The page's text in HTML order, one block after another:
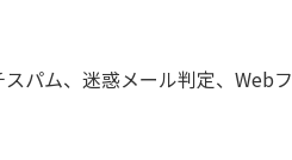
パム、迷惑メール判定、Webフ